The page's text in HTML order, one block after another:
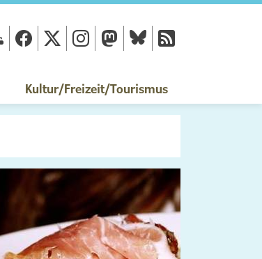
Kultur/Freizeit/Tourismus